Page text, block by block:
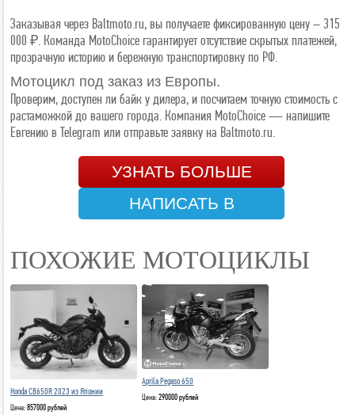
Заказывая через Baltmoto.ru, вы получаете фиксированную цену – 315
000 ₽. Команда MotoChoice гарантирует отсутствие скрытых платежей,
прозрачную историю и бережную транспортировку по РФ.
Мотоцикл под заказ из Европы.
Проверим, доступен ли байк у дилера, и посчитаем точную стоимость с
растаможкой до вашего города. Компания MotoChoice — напишите
Евгению в Telegram или отправьте заявку на Baltmoto.ru.
УЗНАТЬ БОЛЬШЕ
НАПИСАТЬ В
ПОХОЖИЕ МОТОЦИКЛЫ
Honda CB650R 2023 из Японии
Цена:857000 рублей
Aprila Pegaso 650
Цена:290000 рублей